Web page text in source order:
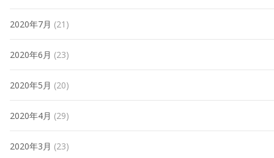
2020年7月 (21)
2020年6月 (23)
2020年5月 (20)
2020年4月 (29)
2020年3月 (23)